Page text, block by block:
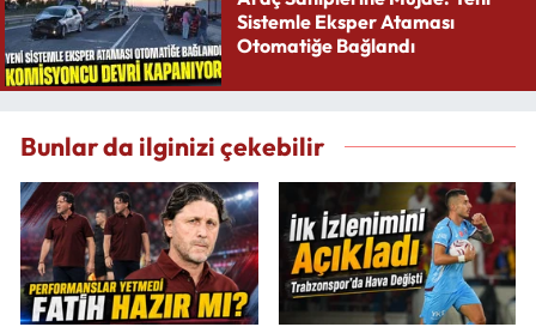
Sistemle Eksper Ataması
Otomatiğe Bağlandı
Bunlar da ilginizi çekebilir